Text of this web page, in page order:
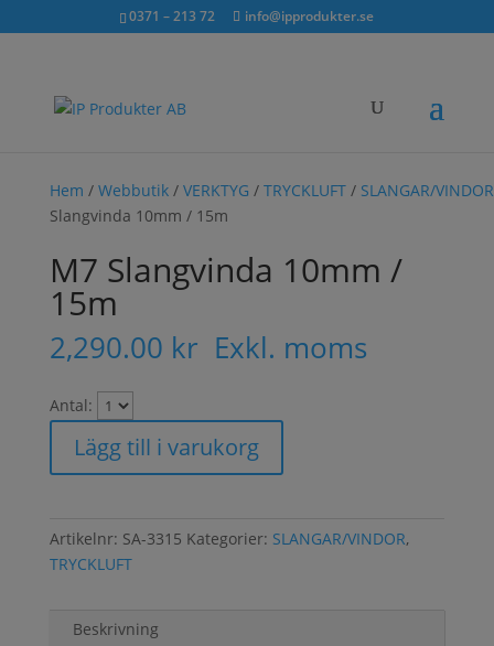
inkl. moms0371 – 213 72 info@ipprodukter.se
Sök...
×
Hem / Webbutik/ VERKTYG / TRYCKLUFT/ SLANGAR/VINDOR
Slangvinda 10mm / 15m
M7 Slangvinda 10mm /
15m
2,290.00 kr Exkl. moms
Antal:
Lägg till i varukorg
Artikelnr: SA-3315 Kategorier: SLANGAR/VINDOR,
TRYCKLUFT
Beskrivning